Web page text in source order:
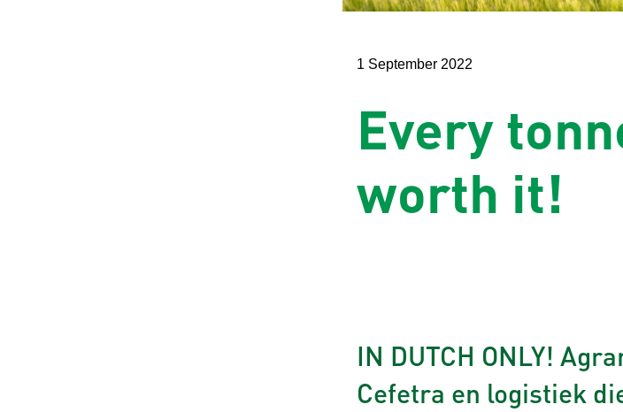
1 September 2022
Every
worth it!
IN DUTCH ONLY!
Cefetra en logistiek